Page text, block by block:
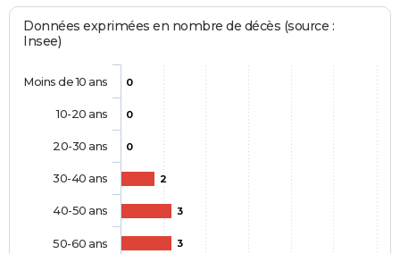
Données exprimées en nombre de décès (source :
Insee)
0
0
0
2
3
3
Moins de 10 ans
10-20 ans
20-30 ans
30-40 ans
40-50 ans
50-60 ans